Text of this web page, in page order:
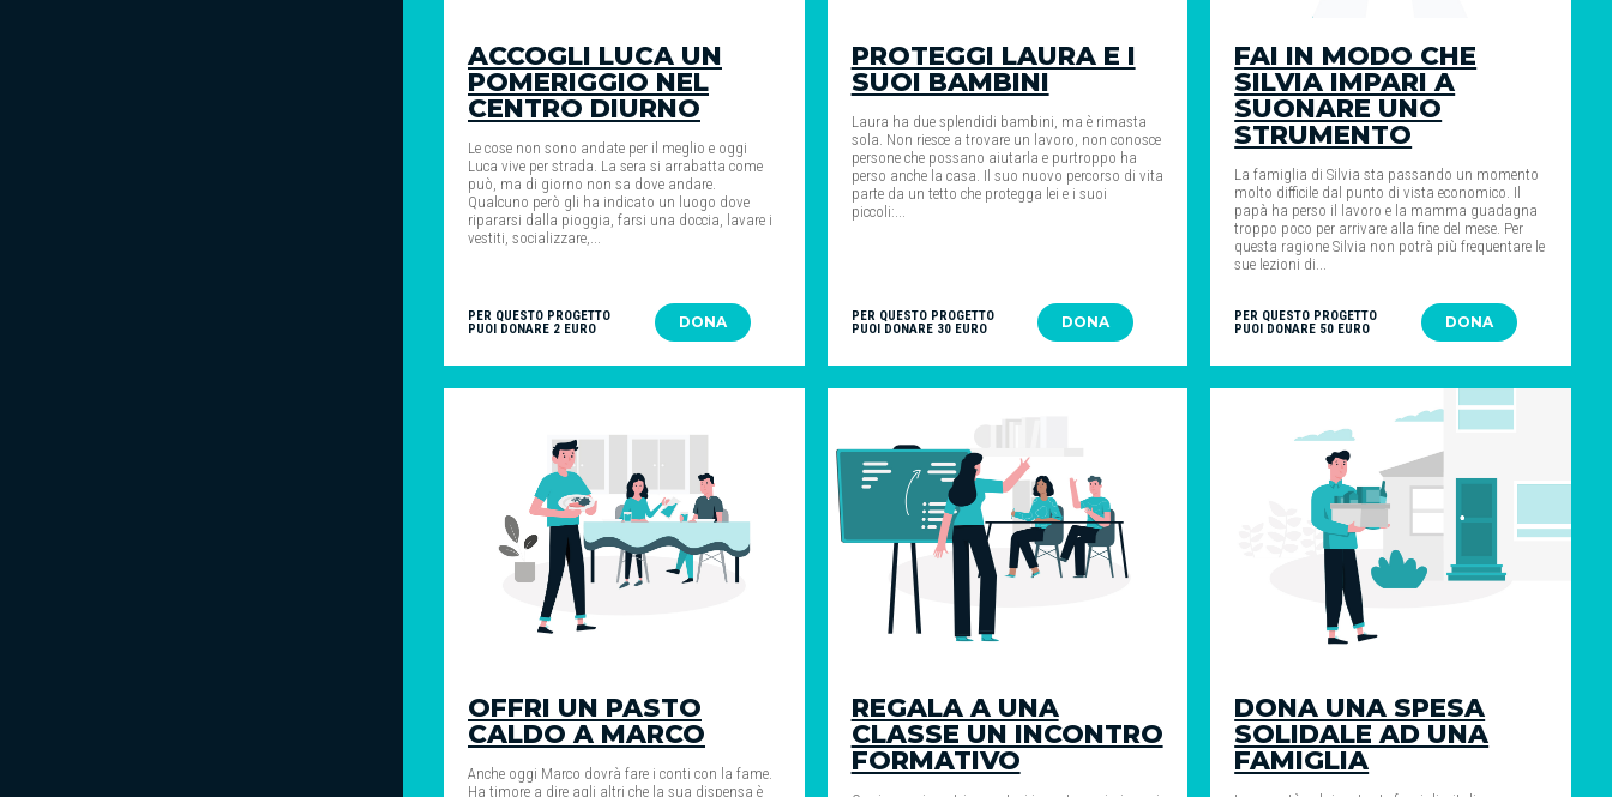
ACCOGLI LUCA UN
POMERIGGIO NEL
CENTRO DIURNO
Le cose non sono andate per il meglio e oggi
Luca vive per strada. La sera si arrabatta come
può, ma di giorno non sa dove andare.
Qualcuno però gli ha indicato un luogo dove
ripararsi dalla pioggia, farsi una doccia, lavare i
vestiti, socializzare,...
PER QUESTO PROGETTO
PUOI DONARE 2 EURO
DONA
PROTEGGI LAURA E I
SUOI BAMBINI
Laura ha due splendidi bambini, ma è rimasta
sola. Non riesce a trovare un lavoro, non conosce
persone che possano aiutarla e purtroppo ha
perso anche la casa. Il suo nuovo percorso di vita
parte da un tetto che protegga lei e i suoi
piccoli:...
PER QUESTO PROGETTO
PUOI DONARE 30 EURO
DONA
FAI IN MODO CHE
SILVIA IMPARI A
SUONARE UNO
STRUMENTO
La famiglia di Silvia sta passando un momento
molto difficile dal punto di vista economico. Il
papà ha perso il lavoro e la mamma guadagna
troppo poco per arrivare alla fine del mese. Per
questa ragione Silvia non potrà più frequentare le
sue lezioni di...
PER QUESTO PROGETTO
PUOI DONARE 50 EURO
DONA
OFFRI UN PASTO
CALDO A MARCO
Anche oggi Marco dovrà fare i conti con la fame.
Ha timore a dire agli altri che la sua dispensa è
REGALA A UNA
CLASSE UN INCONTRO
FORMATIVO
DONA UNA SPESA
SOLIDALE AD UNA
FAMIGLIA